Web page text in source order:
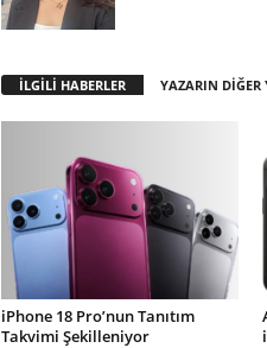
İLGİLİ HABERLER YAZARIN DİĞER
iPhone 18 Pro’nun Tanıtım
Takvimi Şekilleniyor